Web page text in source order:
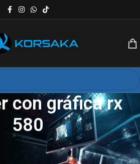
con gráfica rx
580
“pc gamer con gráfica rx 580”